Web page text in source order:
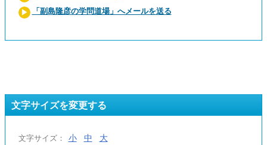
「副島隆彦の学問道場」へメールを送る
文字サイズを変更する
文字サイズ： 小 中 大